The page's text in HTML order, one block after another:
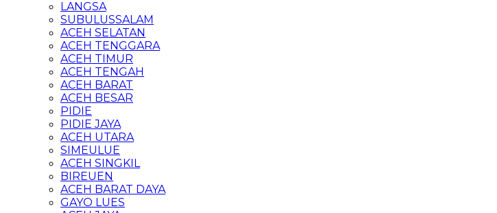
LANGSA
SUBULUSSALAM
ACEH SELATAN
ACEH TENGGARA
ACEH TIMUR
ACEH TENGAH
ACEH BARAT
ACEH BESAR
PIDIE
PIDIE JAYA
ACEH UTARA
SIMEULUE
ACEH SINGKIL
BIREUEN
ACEH BARAT DAYA
GAYO LUES